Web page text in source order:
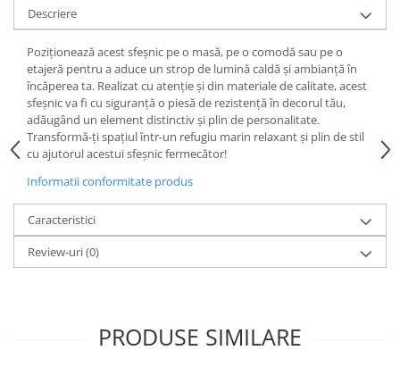
Descriere
Poziționează acest sfeșnic pe o masă, pe o comodă sau pe o
etajeră pentru a aduce un strop de lumină caldă și ambianță în
încăperea ta. Realizat cu atenție și din materiale de calitate, acest
sfeșnic va fi cu siguranță o piesă de rezistență în decorul tău,
adăugând un element distinctiv și plin de personalitate.
Transformă-ți spațiul într-un refugiu marin relaxant și plin de stil
cu ajutorul acestui sfeșnic fermecător!
Informatii conformitate produs
Caracteristici
Review-uri(0)
PRODUSE SIMILARE